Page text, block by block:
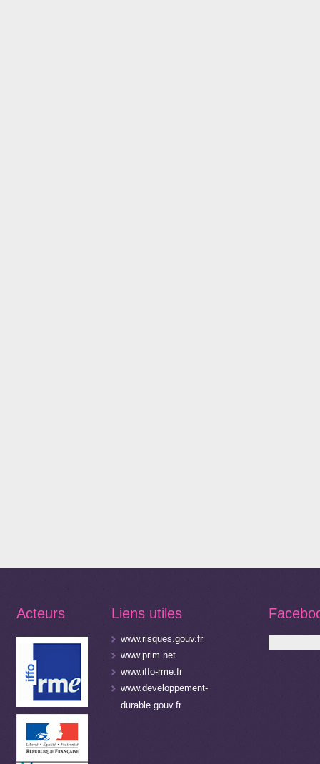
Acteurs Liens utiles
www.risques.gouv.fr
www.prim.net
www.iffo-rme.fr
www.developpement-
durable.gouv.fr